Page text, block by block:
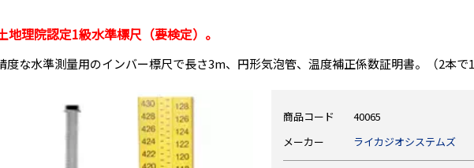
地理院認定1級水準標尺（要検定）。
度な水準測量用のインバー標尺で長さ3m、円形気泡管、温度補正係数証明書。（2本で1
商品コード
40065
メーカー
ライカジオシステムズ